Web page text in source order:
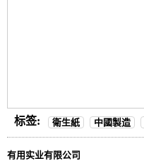
标签: 衛生紙 中國製造
有用实业有限公司